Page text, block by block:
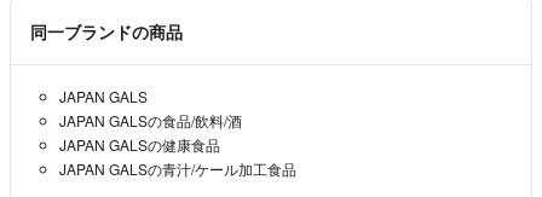
同一ブランドの商品
JAPAN GALS
JAPAN GALSの食品/飲料/酒
JAPAN GALSの健康食品
JAPAN GALSの青汁/ケール加工食品